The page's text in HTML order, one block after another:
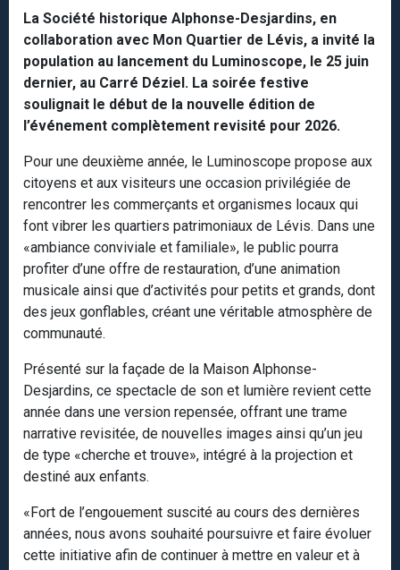
La Société historique Alphonse-Desjardins, en
collaboration avec Mon Quartier de Lévis, a invité la
population au lancement du Luminoscope, le 25 juin
dernier, au Carré Déziel. La soirée festive
soulignait le début de la nouvelle édition de
l’événement complètement revisité pour 2026.
Pour une deuxième année, le Luminoscope propose aux
citoyens et aux visiteurs une occasion privilégiée de
rencontrer les commerçants et organismes locaux qui
font vibrer les quartiers patrimoniaux de Lévis. Dans une
«ambiance conviviale et familiale», le public pourra
profiter d’une offre de restauration, d’une animation
musicale ainsi que d’activités pour petits et grands, dont
des jeux gonflables, créant une véritable atmosphère de
communauté.
Présenté sur la façade de la Maison Alphonse-
Desjardins, ce spectacle de son et lumière revient cette
année dans une version repensée, offrant une trame
narrative revisitée, de nouvelles images ainsi qu’un jeu
de type «cherche et trouve», intégré à la projection et
destiné aux enfants.
«Fort de l’engouement suscité au cours des dernières
années, nous avons souhaité poursuivre et faire évoluer
cette initiative afin de continuer à mettre en valeur et à